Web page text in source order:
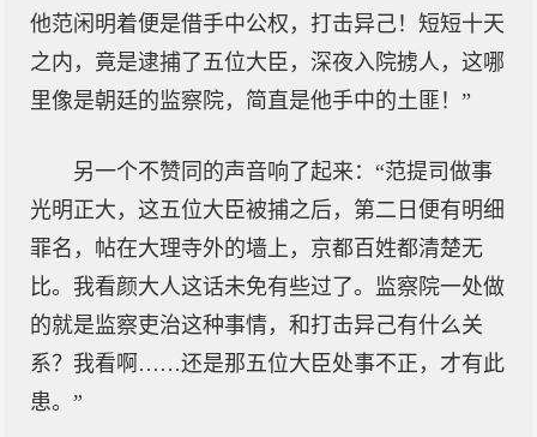
他范闲明着便是借手中公权，打击异己！短短十天
之内，竟是逮捕了五位大臣，深夜入院掳人，这哪
里像是朝廷的监察院，简直是他手中的土匪！”
另一个不赞同的声音响了起来：“范提司做事
光明正大，这五位大臣被捕之后，第二日便有明细
罪名，帖在大理寺外的墙上，京都百姓都清楚无
比。我看颜大人这话未免有些过了。监察院一处做
的就是监察吏治这种事情，和打击异己有什么关
系？我看啊……还是那五位大臣处事不正，才有此
患。”